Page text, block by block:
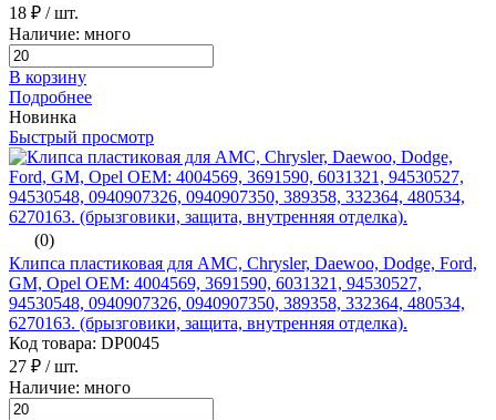
18 ₽ / шт.
Наличие: много
В корзину
Подробнее
Новинка
Быстрый просмотр
(0)
Клипса пластиковая для AMC, Chrysler, Daewoo, Dodge, Ford,
GM, Opel ОЕМ: 4004569, 3691590, 6031321, 94530527,
94530548, 0940907326, 0940907350, 389358, 332364, 480534,
6270163. (брызговики, защита, внутренняя отделка).
Код товара: DP0045
27 ₽ / шт.
Наличие: много